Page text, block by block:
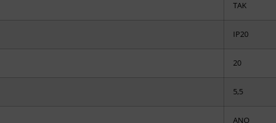
TAK
IP20
20
5,5
ANO